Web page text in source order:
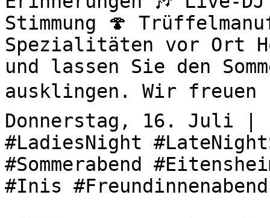
Stimmung 🍄
Spezialitäten vor Ort
und lassen Sie den
ausklingen. Wir freuen
Donnerstag, 16. Juli |
#LadiesNight
#Sommerabend
#Inis